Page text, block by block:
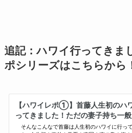
追記：ハワイ行ってきま
ポシリーズはこちらから